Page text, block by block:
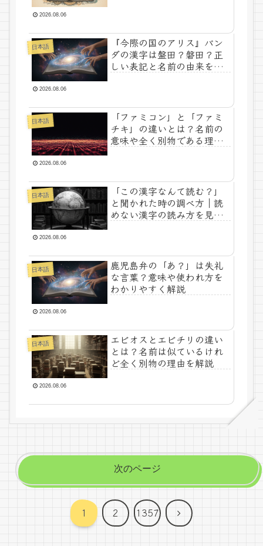
2026.08.06
日本語
『今際の国のアリス』バン
ダの漢字は盤田？磐田？正
しい表記と名前の由来を解
2026.08.06
日本語
「ファミコン」と「ファミ
チキ」の違いとは？名前の
意味や全く別物である理由
2026.08.06
日本語
「この漢字なんて読む？」
と聞かれた時の調べ方｜読
めない漢字の読み方を見つ
2026.08.06
日本語
鹿児島弁の「あ？」は失礼
な言葉？意味や使われ方を
わかりやすく解説
2026.08.06
日本語
エビオスとエビチリの違い
とは？名前は似ているけれ
ど全く別物の理由を解説
2026.08.06
次のページ
1 2 1357
次